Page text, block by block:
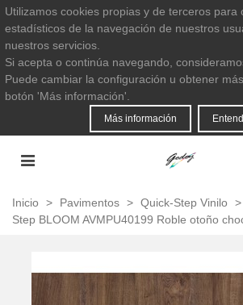
Utilizamos cookies propias y de terceros para
estadísticos de la navegación de nuestros
nuestros servicios.
Si acepta o continúa navegando,
Puede cambiar la configuración u obtener
botón 'Más información'.
Más información
Inicio > Pavimentos > Quick-Step Vinilo >
Step BLOOM AVMPU40199 Roble otoño